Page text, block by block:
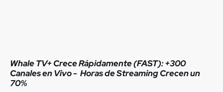
Whale TV+ Crece Rápidamente (FAST):+300
Canales en Vivo - Horas de Streaming Crecen un
70%